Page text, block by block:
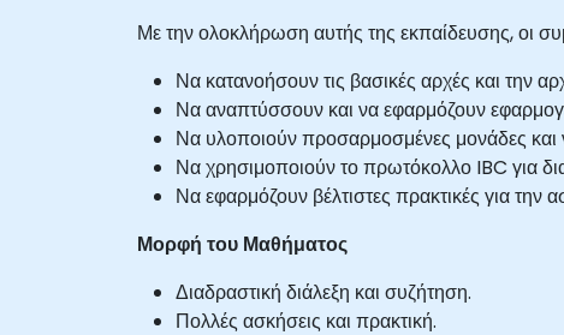
Με την ολοκλήρωση αυτής της εκπαίδευσης, οι
Να κατανοήσουν τις βασικές αρχές και την
Να αναπτύσσουν και να εφαρμόζουν
Να υλοποιούν προσαρμοσμένες μονάδες
Να χρησιμοποιούν το πρωτόκολλο IBC για
Να εφαρμόζουν βέλτιστες πρακτικές για την
Μορφή του Μαθήματος
Διαδραστική διάλεξη και συζήτηση.
Πολλές ασκήσεις και πρακτική.